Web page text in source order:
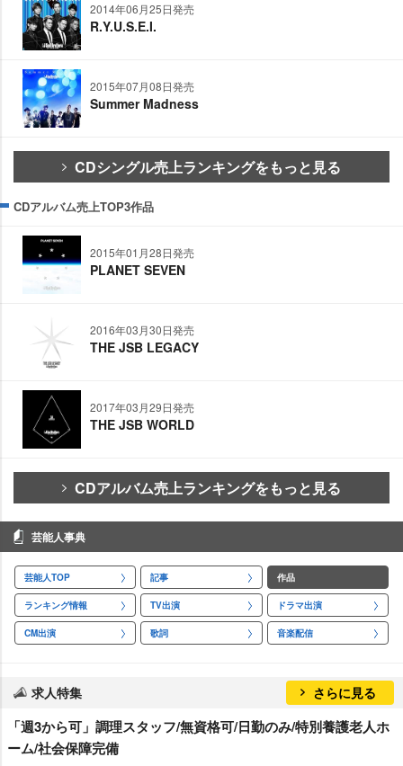
2014年06月25日発売
R.Y.U.S.E.I.
2015年07月08日発売
Summer Madness
CDシングル売上ランキングをもっと見る
CDアルバム売上TOP3作品
2015年01月28日発売
PLANET SEVEN
2016年03月30日発売
THE JSB LEGACY
2017年03月29日発売
THE JSB WORLD
CDアルバム売上ランキングをもっと見る
芸能人事典
芸能人TOP 記事 作品
ランキング情報 TV出演 ドラマ出演
CM出演 歌詞 音楽配信
求人特集 さらに見る
「週3から可」調理スタッフ/無資格可/日勤のみ/特別養護老人ホ
ーム/社会保障完備